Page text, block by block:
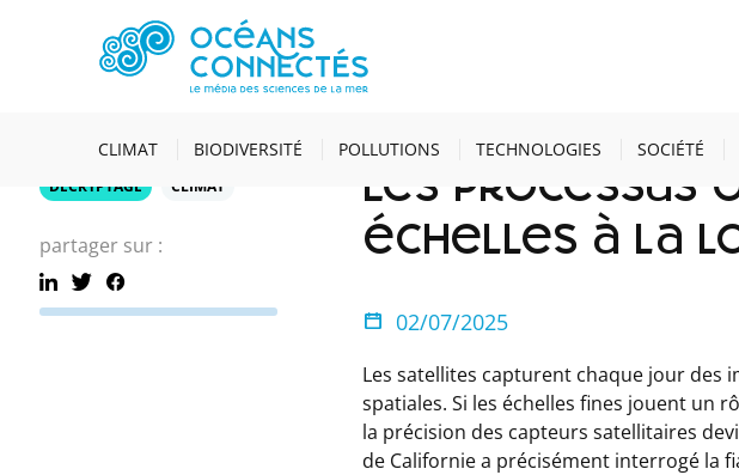
CLIMAT BIODIVERSITÉ POLLUTIONS TECHNOLOGIES SOCIÉTÉ
ACCUEIL
Les processus
échelles à la
02/07/2025
02 juillet 9 minutes
DÉCRYPTAGE CLIMAT
partager sur :
Les satellites capturent chaque jour des
spatiales. Si les échelles fines jouent un
la précision des capteurs satellitaires
de Californie a précisément interrogé la